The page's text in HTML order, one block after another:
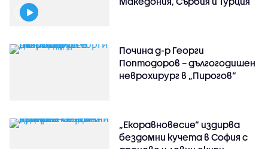
Почина д-р Георги
Поптодоров – дългогодишен
неврохирург в „Пирогов“
„Екоравновесие“ издирва
бездомни кучета в София с